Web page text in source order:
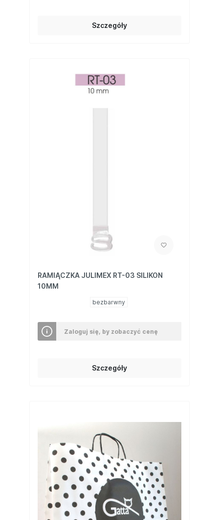
Szczegóły
RAMIĄCZKA JULIMEX RT-03 SILIKON
10MM
bezbarwny
Zaloguj się, by zobaczyć cenę
Szczegóły